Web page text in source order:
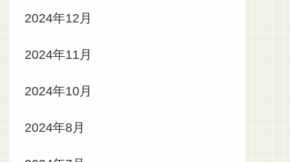
2024年12月
2024年11月
2024年10月
2024年8月